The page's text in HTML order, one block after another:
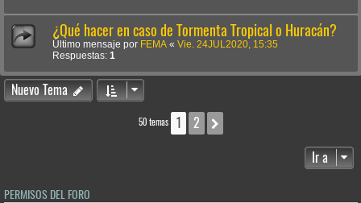
¿Qué hacer en caso de Tormenta Tropical o Huracán?
Último mensaje por FEMA « Vie. 24JUL2020, 15:35
Respuestas: 1
Nuevo Tema
50 temas 1 2
Ir a
PERMISOS DEL FORO